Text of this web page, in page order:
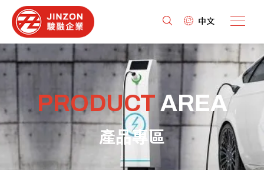
中文
PRODUCTAREA
產品專區